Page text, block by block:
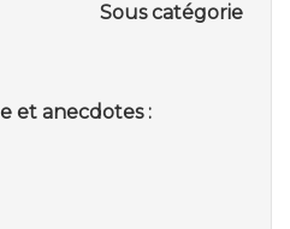
Sous catégorie
et anecdotes :